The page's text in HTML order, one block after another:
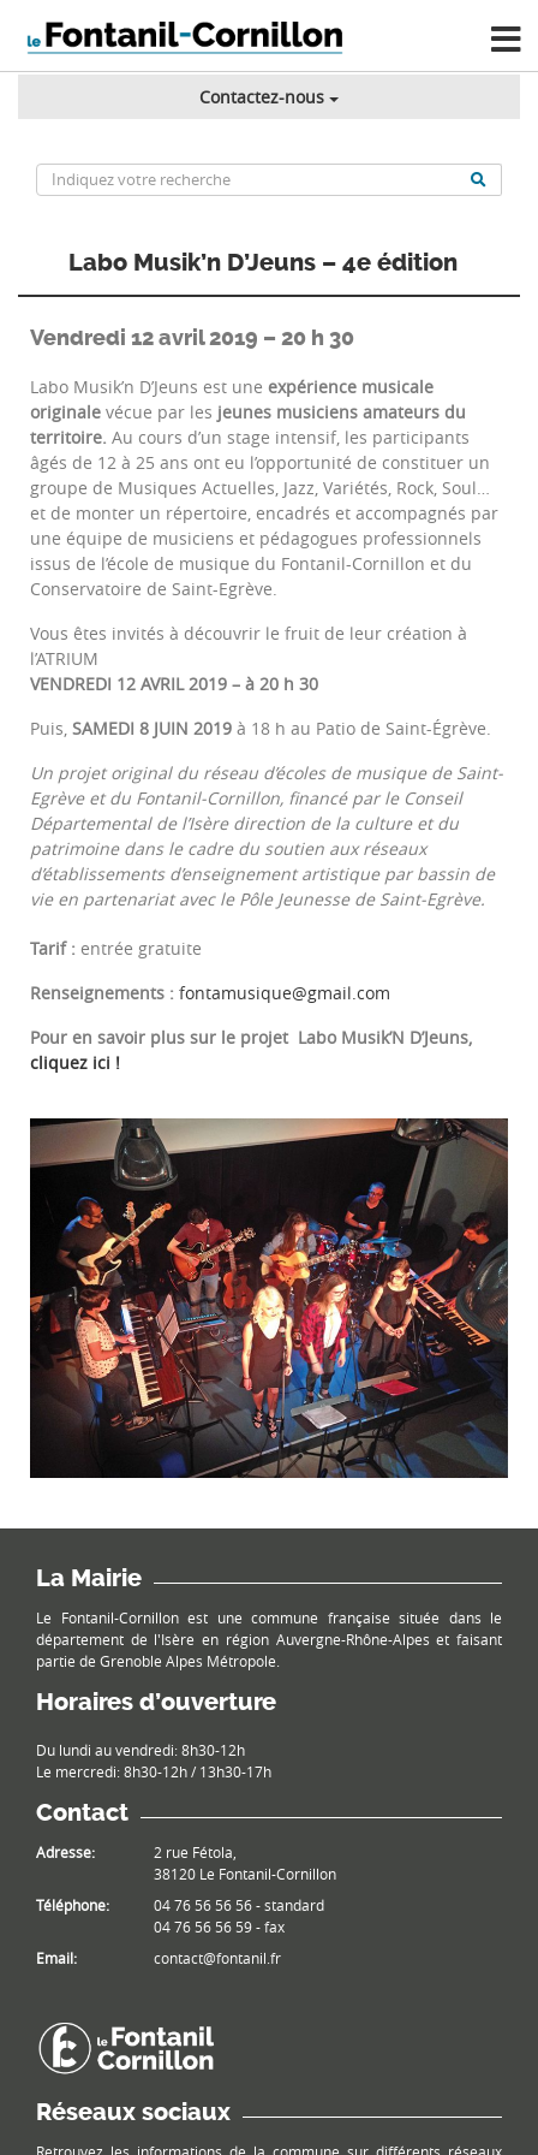
Contactez-nous
Labo Musik’n D’Jeuns – 4e édition
Vendredi 12 avril 2019 – 20 h 30
Labo Musik’n D’Jeuns est une expérience musicale
originale vécue par les jeunes musiciens amateurs du
territoire. Au cours d’un stage intensif, les participants
âgés de 12 à 25 ans ont eu l’opportunité de constituer un
groupe de Musiques Actuelles, Jazz, Variétés, Rock, Soul…
et de monter un répertoire, encadrés et accompagnés par
une équipe de musiciens et pédagogues professionnels
issus de l’école de musique du Fontanil-Cornillon et du
Conservatoire de Saint-Egrève.
Vous êtes invités à découvrir le fruit de leur création à
l’ATRIUM
VENDREDI 12 AVRIL 2019 – à 20 h 30
Puis, SAMEDI 8 JUIN 2019 à 18 h au Patio de Saint-Égrève.
Un projet original du réseau d’écoles de musique de Saint-
Egrève et du Fontanil-Cornillon, financé par le Conseil
Départemental de l’Isère direction de la culture et du
patrimoine dans le cadre du soutien aux réseaux
d’établissements d’enseignement artistique par bassin de
vie en partenariat avec le Pôle Jeunesse de Saint-Egrève.
Tarif : entrée gratuite
Renseignements : fontamusique@gmail.com
Pour en savoir plus sur le projet Labo Musik’N D’Jeuns,
cliquez ici !
La Mairie
Le Fontanil-Cornillon est une commune française située dans le
département de l'Isère en région Auvergne-Rhône-Alpes et faisant
partie de Grenoble Alpes Métropole.
Horaires d’ouverture
Du lundi au vendredi: 8h30-12h
Le mercredi: 8h30-12h / 13h30-17h
Contact
Adresse:
2 rue Fétola,
38120 Le Fontanil-Cornillon
Téléphone:
04 76 56 56 56 - standard
04 76 56 56 59 - fax
Email:
contact@fontanil.fr
Réseaux sociaux